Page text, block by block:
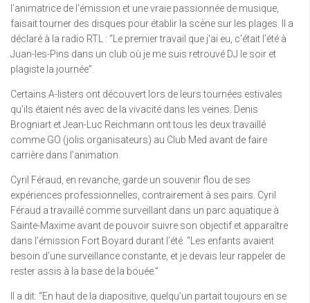
l’animatrice de l’émission et une vraie passionnée de musique,
faisait tourner des disques pour établir la scène sur les plages. Il a
déclaré à la radio RTL : “Le premier travail que j’ai eu, c’était l’été à
Juan-les-Pins dans un club où je me suis retrouvé DJ le soir et
plagiste la journée”.
Certains A-listers ont découvert lors de leurs tournées estivales
qu’ils étaient nés avec de la vivacité dans les veines. Denis
Brogniart et Jean-Luc Reichmann ont tous les deux travaillé
comme GO (jolis organisateurs) au Club Med avant de faire
carrière dans l’animation.
Cyril Féraud, en revanche, garde un souvenir flou de ses
expériences professionnelles, contrairement à ses pairs. Cyril
Féraud a travaillé comme surveillant dans un parc aquatique à
Sainte-Maxime avant de pouvoir suivre son objectif et apparaître
dans l’émission Fort Boyard durant l’été. “Les enfants avaient
besoin d’une surveillance constante, et je devais leur rappeler de
rester assis à la base de la bouée.”
Il a dit: “En haut de la diapositive, quelqu’un partait toujours en se